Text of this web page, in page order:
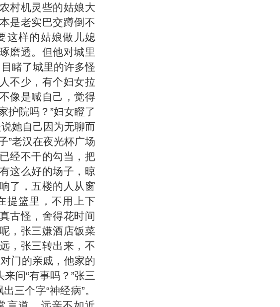
村机灵些的姑娘大
是老实巴交蹲倒不
这样的姑娘做儿媳
磨透。但他对城里
睹了城里的许多怪
不少，有个妇女拉
像是喊自己，觉得
护院吗？”妇女瞪了
她自己因为无聊而
”老汉在夜光杯广场
经不干的勾当，把
这么好的场子，晾
了，五楼的人从窗
提篮里，不用上下
古怪，舍得花时间
，张三嫌酒店饭菜
，张三转出来，不
门的亲戚，他家的
问“有事吗？”张三
三个字“神经病”。